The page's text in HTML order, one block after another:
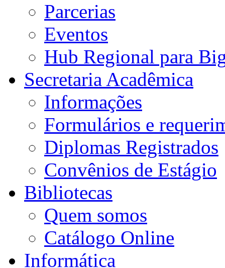
Parcerias
Eventos
Hub Regional para
Secretaria Acadêmica
Informações
Formulários e
Diplomas Registrados
Convênios de Estágio
Bibliotecas
Quem somos
Catálogo Online
Informática